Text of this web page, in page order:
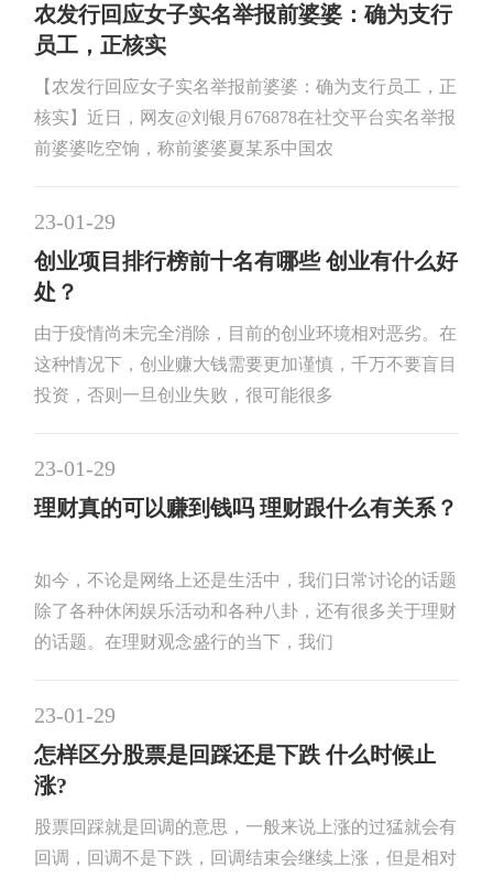
农发行回应女子实名举报前婆婆：确为支行
员工，正核实
【农发行回应女子实名举报前婆婆：确为支行员工，正
核实】近日，网友@刘银月676878在社交平台实名举报
前婆婆吃空饷，称前婆婆夏某系中国农
23-01-29
创业项目排行榜前十名有哪些 创业有什么好
处？
由于疫情尚未完全消除，目前的创业环境相对恶劣。在
这种情况下，创业赚大钱需要更加谨慎，千万不要盲目
投资，否则一旦创业失败，很可能很多
23-01-29
理财真的可以赚到钱吗 理财跟什么有关系？
如今，不论是网络上还是生活中，我们日常讨论的话题
除了各种休闲娱乐活动和各种八卦，还有很多关于理财
的话题。在理财观念盛行的当下，我们
23-01-29
怎样区分股票是回踩还是下跌 什么时候止
涨?
股票回踩就是回调的意思，一般来说上涨的过猛就会有
回调，回调不是下跌，回调结束会继续上涨，但是相对